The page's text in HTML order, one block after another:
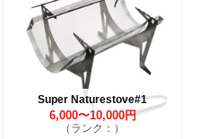
Super Naturestove#1
6,000〜10,000円
（ランク：）